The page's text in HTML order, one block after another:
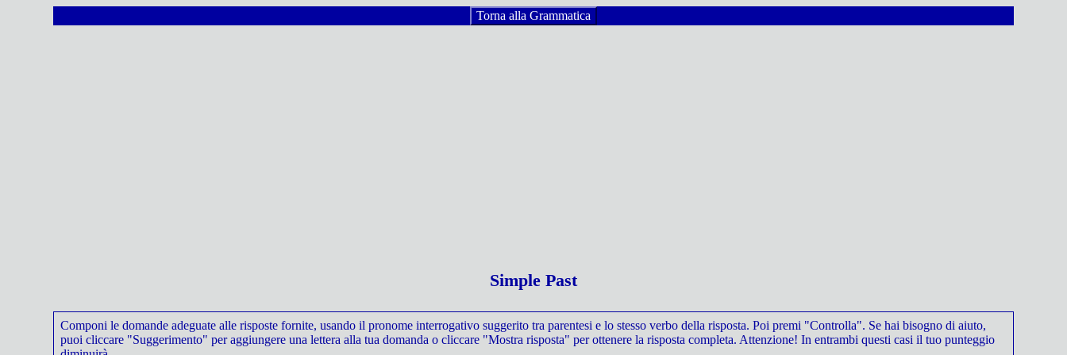
Torna alla Grammatica
Simple Past
Componi le domande adeguate alle risposte fornite, usando il pronome interrogativo suggerito tra parentesi e lo stesso verbo della risposta. Poi premi "Controlla". Se hai bisogno di aiuto,
puoi cliccare "Suggerimento" per aggiungere una lettera alla tua domanda o cliccare "Mostra risposta" per ottenere la risposta completa. Attenzione! In entrambi questi casi il tuo punteggio